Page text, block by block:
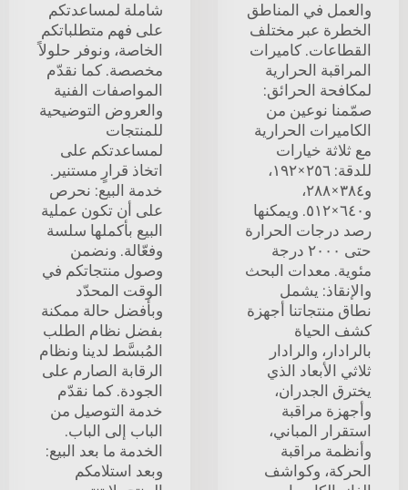
والعمل في المناطق
الخطرة عبر مختلف
القطاعات. كاميرات
المراقبة الحرارية
لمكافحة الحرائق:
صمّمنا نوعين من
الكاميرات الحرارية
مع ثلاثة خيارات
للدقة: ٢٥٦×١٩٢،
و٣٨٤×٢٨٨،
و٦٤٠×٥١٢. ويمكنها
رصد درجات الحرارة
حتى ٢٠٠٠ درجة
مئوية. معدات البحث
والإنقاذ: يشمل
نطاق منتجاتنا أجهزة
كشف الحياة
بالرادار، والرادار
ثلاثي الأبعاد الذي
يخترق الجدران،
وأجهزة مراقبة
استقرار المباني،
وأنظمة مراقبة
الحركة، وكواشف
شاملة لمساعدتكم
على فهم متطلباتكم
الخاصة، ونوفر حلولاً
مخصصة. كما نقدّم
المواصفات الفنية
والعروض التوضيحية
للمنتجات
لمساعدتكم على
اتخاذ قرارٍ مستنير.
خدمة البيع: نحرص
على أن تكون عملية
البيع بأكملها سلسة
وفعّالة. ونضمن
وصول منتجاتكم في
الوقت المحدّد
وبأفضل حالة ممكنة
بفضل نظام الطلب
المُبسَّط لدينا ونظام
الرقابة الصارم على
الجودة. كما نقدّم
خدمة التوصيل من
الباب إلى الباب.
الخدمة ما بعد البيع:
وبعد استلامكم